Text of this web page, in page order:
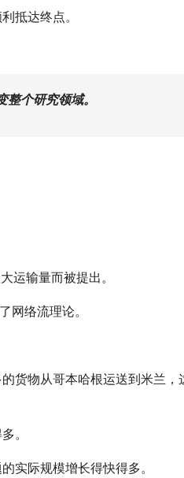
抵达终点。
个研究领域。
运输量而被提出。
网络流理论。
货物从哥本哈根运送到米兰，
。
实际规模增长得快得多。